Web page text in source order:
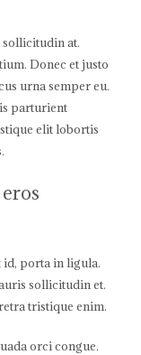
sollicitudin at.
Donec et justo
urna semper eu.
parturient
elit lobortis
id, porta in ligula.
sollicitudin et.
tristique enim.
orci congue.